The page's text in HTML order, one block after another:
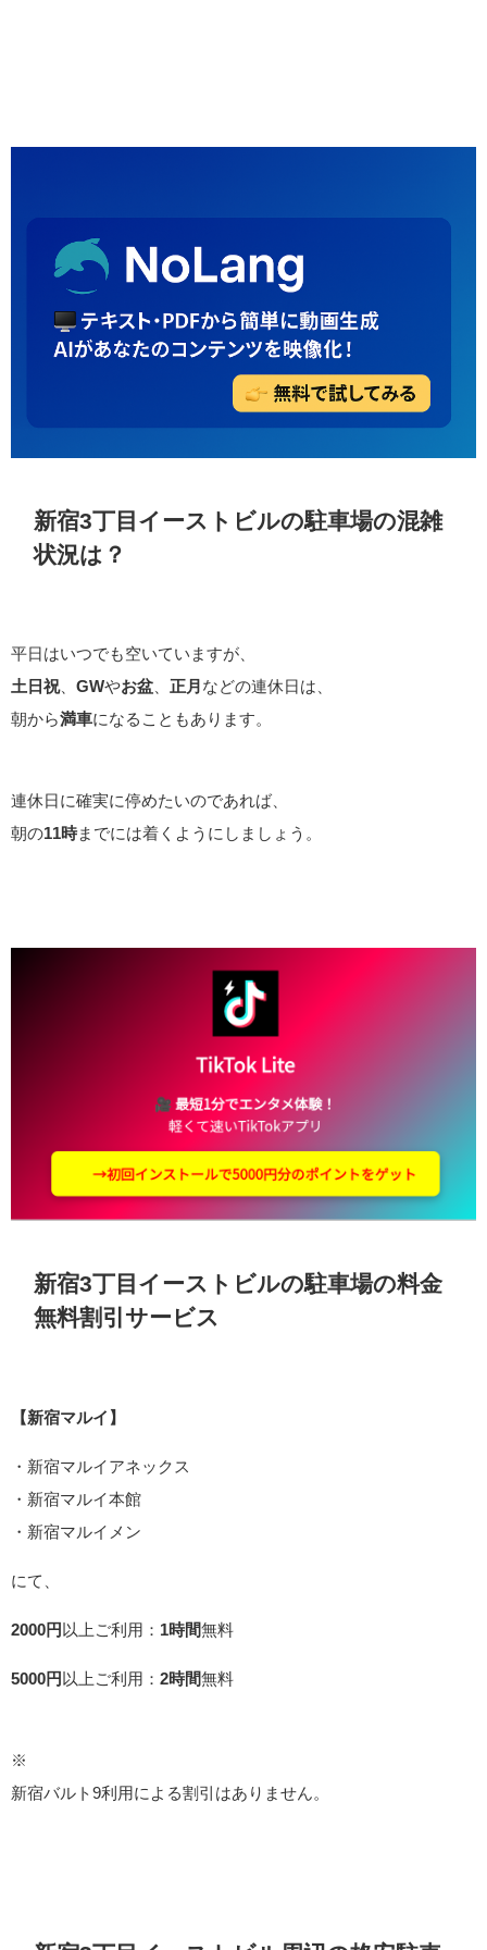
新宿3丁目イーストビルの駐車場の混雑
状況は？
平日はいつでも空いていますが、
土日祝、 GWやお盆 正月 などの連休日は、
朝から満車になることもあります。
連休日に確実に停めたいのであれば、
朝の11時までには着くようにしましょう。
新宿3丁目イーストビルの駐車場の料金
無料割引サービス
【新宿マルイ】
・新宿マルイアネックス
・新宿マルイ本館
・新宿マルイメン
にて、
2000円 以上ご利用： 1時間無料
5000円 以上ご利用： 2時間無料
※
新宿バルト9利用による割引はありません。